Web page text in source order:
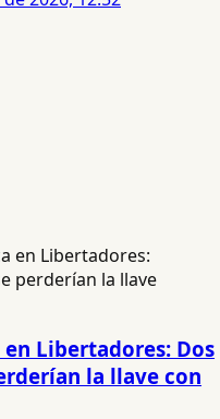
Libertadores: Dos
la llave con